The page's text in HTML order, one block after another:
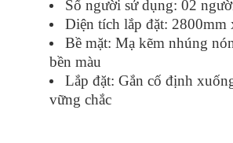
Số người sử dụng: 02
Diện tích lắp đặt: 2800mm
Bề mặt: Mạ kẽm nhúng
bền màu
Lắp đặt: Gắn cố định
vững chắc